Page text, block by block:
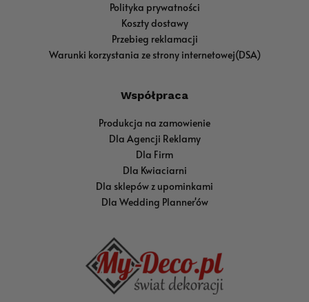
Polityka prywatności
Koszty dostawy
Przebieg reklamacji
Warunki korzystania ze strony internetowej(DSA)
Współpraca
Produkcja na zamowienie
Dla Agencji Reklamy
Dla Firm
Dla Kwiaciarni
Dla sklepów z upominkami
Dla Wedding Planner'ów